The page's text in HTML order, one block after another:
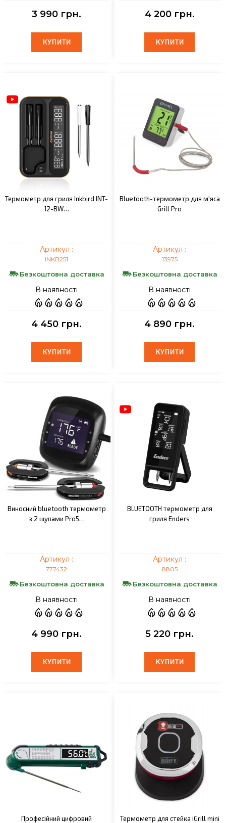
3 990 грн.
КУПИТИ
КУПИТИ
4 200 грн.
КУПИТИ
КУПИТИ
Термометр для гриля Inkbird INT-
12-BW…
Артикул :
INKB251
Безкоштовна доставка
В наявності
4 450 грн.
КУПИТИ
КУПИТИ
Bluetooth-термометр для м'яса
Grill Pro
Артикул :
13975
Безкоштовна доставка
В наявності
4 890 грн.
КУПИТИ
КУПИТИ
Виносний bluetooth термометр
з 2 щупами Pro5…
Артикул :
777432
Безкоштовна доставка
В наявності
4 990 грн.
КУПИТИ
КУПИТИ
BLUETOOTH термометр для
гриля Enders
Артикул :
8805
Безкоштовна доставка
В наявності
5 220 грн.
КУПИТИ
КУПИТИ
Професійний цифровий
Термометр для стейка іGrill mini